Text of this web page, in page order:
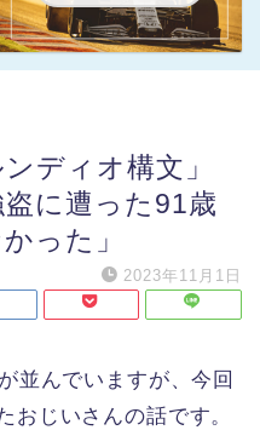
ディオ構文」
に遭った91歳
った」
2023年11月1日
並んでいますが、今回
おじいさんの話です。